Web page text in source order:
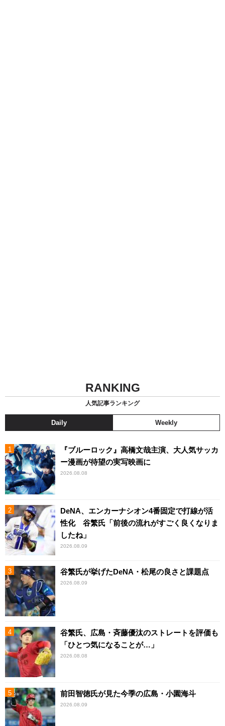
RANKING
人気記事ランキング
Daily Weekly
『ブルーロック』高橋文哉主演、大人気サッカ
ー漫画が待望の実写映画に
2026.08.08
DeNA、エンカーナシオン4番固定で打線が活
性化 谷繁氏「前後の流れがすごく良くなりま
したね」
2026.08.09
谷繁氏が挙げたDeNA・松尾の良さと課題点
2026.08.09
谷繁氏、広島・斉藤優汰のストレートを評価も
「ひとつ気になることが…」
2026.08.08
前田智徳氏が見た今季の広島・小園海斗
2026.08.09